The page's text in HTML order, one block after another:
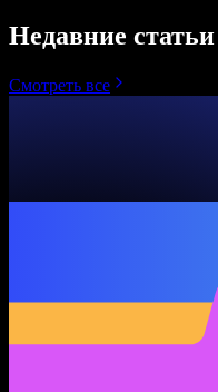
Недавние статьи
Смотреть все